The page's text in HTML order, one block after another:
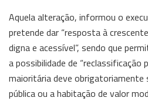
Aquela alteração, informou o
pretende dar “resposta à
digna e acessível”, sendo que
a possibilidade de “reclassificação
maioritária deve
pública ou a habitação de valor